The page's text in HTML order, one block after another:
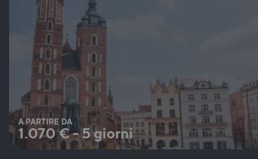
A PARTIRE DA
1.070€-5 giorni